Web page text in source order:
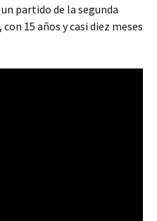
partido de la segunda
15 años y casi diez meses